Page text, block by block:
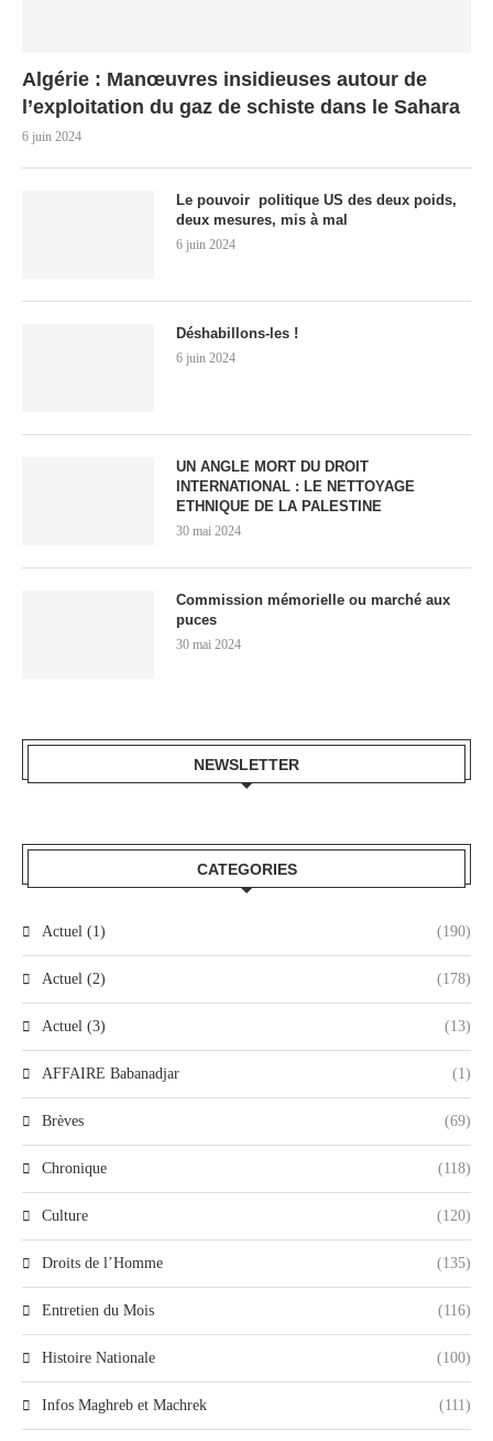
Algérie : Manœuvres insidieuses autour de
l’exploitation du gaz de schiste dans le Sahara
6 juin 2024
Le pouvoir politique US des deux poids,
deux mesures, mis à mal
6 juin 2024
Déshabillons-les !
6 juin 2024
UN ANGLE MORT DU DROIT
INTERNATIONAL : LE NETTOYAGE
ETHNIQUE DE LA PALESTINE
30 mai 2024
Commission mémorielle ou marché aux
puces
30 mai 2024
NEWSLETTER
CATEGORIES
Actuel (1) (190)
Actuel (2) (178)
Actuel (3) (13)
AFFAIRE Babanadjar (1)
Brèves (69)
Chronique (118)
Culture (120)
Droits de l’Homme (135)
Entretien du Mois (116)
Histoire Nationale (100)
Infos Maghreb et Machrek (111)